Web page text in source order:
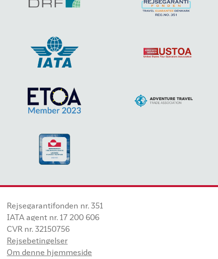
Rejsegarantifonden nr. 351
IATA agent nr. 17 200 606
CVR nr. 32150756
Rejsebetingelser
Om denne hjemmeside